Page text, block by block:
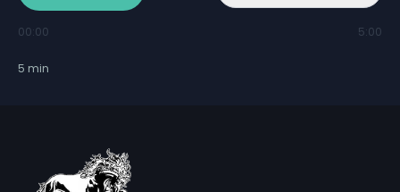
00:00 5:00
5 min